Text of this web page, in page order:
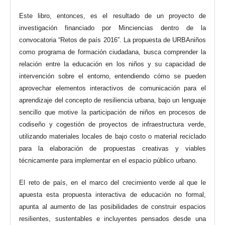
Este libro, entonces, es el resultado de un proyecto de
investigación financiado por Minciencias dentro de la
convocatoria “Retos de país 2016”. La propuesta de URBAniños
como programa de formación ciudadana, busca comprender la
relación entre la educación en los niños y su capacidad de
intervención sobre el entorno, entendiendo cómo se pueden
aprovechar elementos interactivos de comunicación para el
aprendizaje del concepto de resiliencia urbana, bajo un lenguaje
sencillo que motive la participación de niños en procesos de
codiseño y cogestión de proyectos de infraestructura verde,
utilizando materiales locales de bajo costo o material reciclado
para la elaboración de propuestas creativas y viables
técnicamente para implementar en el espacio público urbano.
El reto de país, en el marco del crecimiento verde al que le
apuesta esta propuesta interactiva de educación no formal,
apunta al aumento de las posibilidades de construir espacios
resilientes, sustentables e incluyentes pensados desde una